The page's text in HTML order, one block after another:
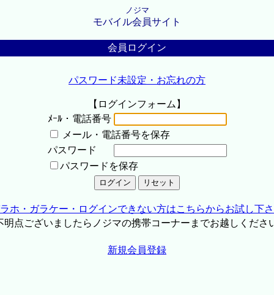
ノジマ
モバイル会員サイト
会員ログイン
パスワード未設定・お忘れの方
【ログインフォーム】
ﾒｰﾙ・電話番号
メール・電話番号を保存
パスワード
パスワードを保存
ホ・ガラケー・ログインできない方はこちらからお試し下
点ございましたらノジマの携帯コーナーまでお越しくださ
新規会員登録